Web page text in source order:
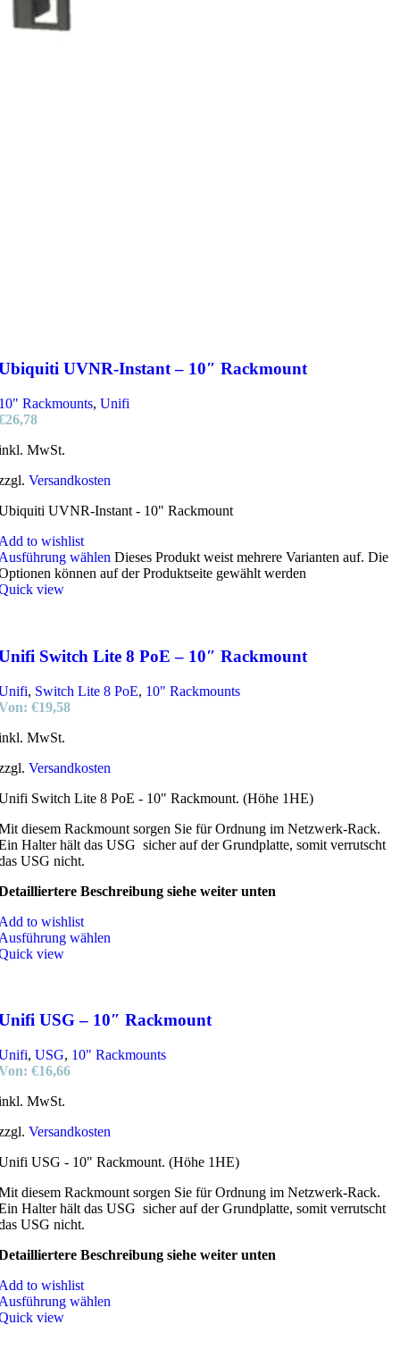
UVNR-Instant – 10″ Rackmount
Rackmounts, Unifi
26,78
MwSt.
Versandkosten
UVNR-Instant - 10" Rackmount
to wishlist
wählen Dieses Produkt weist mehrere Varianten auf. Die
können auf der Produktseite gewählt werden
view
Switch Lite 8 PoE – 10″ Rackmount
, Switch Lite 8 PoE, 10" Rackmounts
€19,58
MwSt.
Versandkosten
Switch Lite 8 PoE - 10" Rackmount. (Höhe 1HE)
diesem Rackmount sorgen Sie für Ordnung im Netzwerk-Rack.
Halter hält das USG sicher auf der Grundplatte, somit verrutscht
USG nicht.
Beschreibung siehe weiter unten
to wishlist
wählen
view
USG – 10″ Rackmount
, USG, 10" Rackmounts
€16,66
MwSt.
Versandkosten
USG - 10" Rackmount. (Höhe 1HE)
diesem Rackmount sorgen Sie für Ordnung im Netzwerk-Rack.
Halter hält das USG sicher auf der Grundplatte, somit verrutscht
USG nicht.
Beschreibung siehe weiter unten
to wishlist
wählen
view